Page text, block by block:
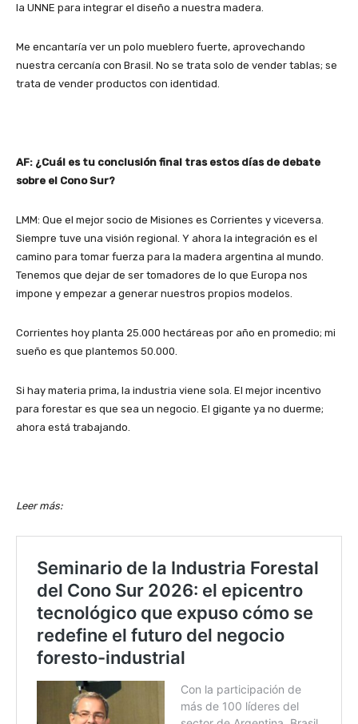
la UNNE para integrar el diseño a nuestra madera.
Me encantaría ver un polo mueblero fuerte, aprovechando
nuestra cercanía con Brasil. No se trata solo de vender tablas; se
trata de vender productos con identidad.
AF: ¿Cuál es tu conclusión final tras estos días de debate
sobre el Cono Sur?
LMM: Que el mejor socio de Misiones es Corrientes y viceversa.
Siempre tuve una visión regional. Y ahora la integración es el
camino para tomar fuerza para la madera argentina al mundo.
Tenemos que dejar de ser tomadores de lo que Europa nos
impone y empezar a generar nuestros propios modelos.
Corrientes hoy planta 25.000 hectáreas por año en promedio; mi
sueño es que plantemos 50.000.
Si hay materia prima, la industria viene sola. El mejor incentivo
para forestar es que sea un negocio. El gigante ya no duerme;
ahora está trabajando.
Leer más: